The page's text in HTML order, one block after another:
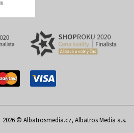
2026 © Albatrosmedia.cz, Albatros Media a.s.